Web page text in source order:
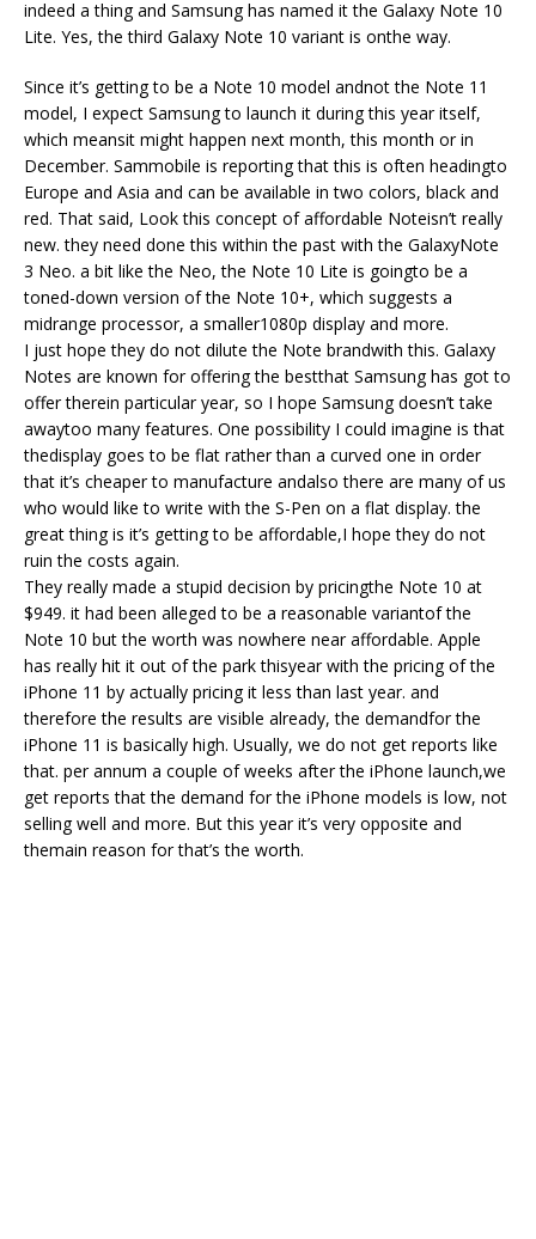
indeed a thing and Samsung has named it the Galaxy Note 10
Lite. Yes, the third Galaxy Note 10 variant is onthe way.
Since it’s getting to be a Note 10 model andnot the Note 11
model, I expect Samsung to launch it during this year itself,
which meansit might happen next month, this month or in
December. Sammobile is reporting that this is often headingto
Europe and Asia and can be available in two colors, black and
red. That said, Look this concept of affordable Noteisn’t really
new. they need done this within the past with the GalaxyNote
3 Neo. a bit like the Neo, the Note 10 Lite is goingto be a
toned-down version of the Note 10+, which suggests a
midrange processor, a smaller1080p display and more.
I just hope they do not dilute the Note brandwith this. Galaxy
Notes are known for offering the bestthat Samsung has got to
offer therein particular year, so I hope Samsung doesn’t take
awaytoo many features. One possibility I could imagine is that
thedisplay goes to be flat rather than a curved one in order
that it’s cheaper to manufacture andalso there are many of us
who would like to write with the S-Pen on a flat display. the
great thing is it’s getting to be affordable,I hope they do not
ruin the costs again.
They really made a stupid decision by pricingthe Note 10 at
$949. it had been alleged to be a reasonable variantof the
Note 10 but the worth was nowhere near affordable. Apple
has really hit it out of the park thisyear with the pricing of the
iPhone 11 by actually pricing it less than last year. and
therefore the results are visible already, the demandfor the
iPhone 11 is basically high. Usually, we do not get reports like
that. per annum a couple of weeks after the iPhone launch,we
get reports that the demand for the iPhone models is low, not
selling well and more. But this year it’s very opposite and
themain reason for that’s the worth.